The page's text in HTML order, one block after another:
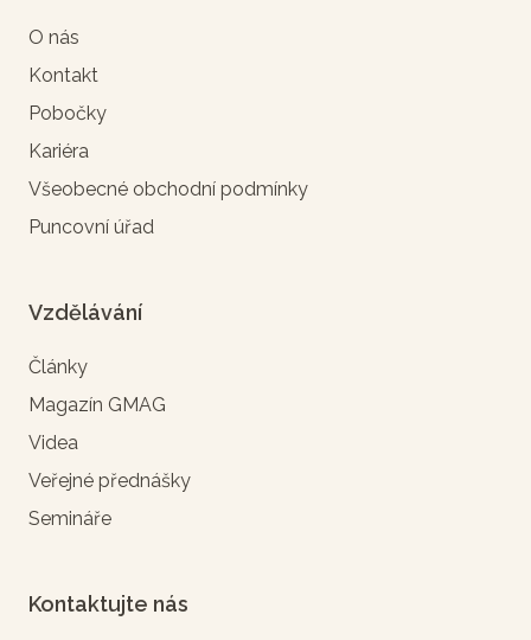
O nás
Kontakt
Pobočky
Kariéra
Všeobecné obchodní podmínky
Puncovní úřad
Vzdělávání
Články
Magazín GMAG
Videa
Veřejné přednášky
Semináře
Kontaktujte nás